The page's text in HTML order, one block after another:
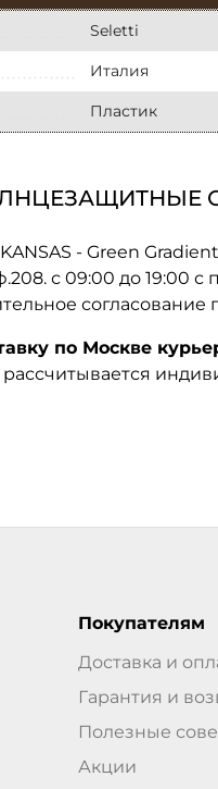
Seletti
Италия
Пластик
ОЧКИ
- Green Gradient
с 09:00 до 19:00
согласование
по Москве
Покупателям
Доставка и
Гарантия и
Полезные
Акции